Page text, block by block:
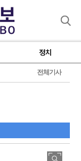
정치
전체기사